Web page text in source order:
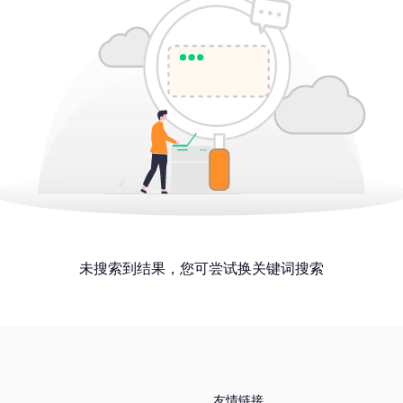
未搜索到结果，您可尝试换关键词搜索
友情链接